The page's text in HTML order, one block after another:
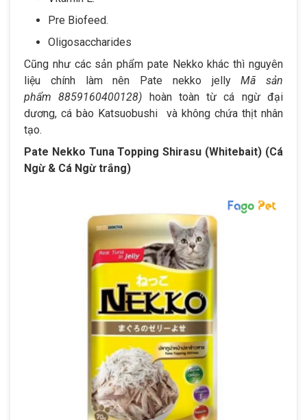
Pre Biofeed.
Oligosaccharides
Cũng như các sản phẩm pate Nekko khác thì nguyên
liệu chính làm nên Pate nekko jellyMã sản
phẩm 8859160400128) hoàn toàn từ cá ngừ đại
dương, cá bào Katsuobushi và không chứa thịt nhân
tạo.
Pate Nekko Tuna Topping Shirasu (Whitebait) (Cá
Ngừ & Cá Ngừ trắng)